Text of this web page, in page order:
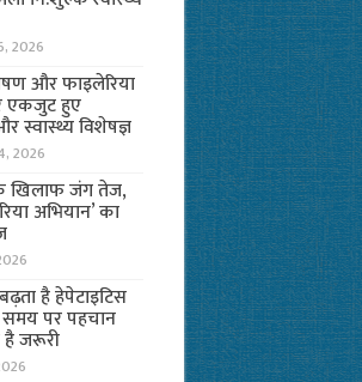
2026
और फाइलेरिया
एकजुट हुए
स्वास्थ्य विशेषज्ञ
2026
खिलाफ जंग तेज,
अभियान’ का
है हेपेटाइटिस
पर पहचान
जरूरी